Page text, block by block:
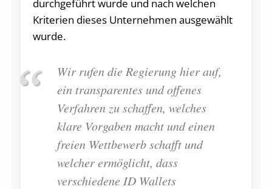
durchgeführt wurde und nach welchen
Kriterien dieses Unternehmen ausgewählt
wurde.
Wir rufen die Regierung hier auf,
ein transparentes und offenes
Verfahren zu schaffen, welches
klare Vorgaben macht und einen
freien Wettbewerb schafft und
welcher ermöglicht, dass
verschiedene ID Wallets